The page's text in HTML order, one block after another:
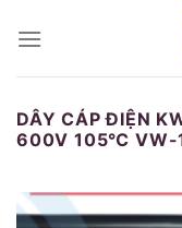
DÂY CÁP ĐIỆN
600V 105℃ VW-1